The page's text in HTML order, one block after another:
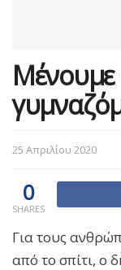
Μένουμε
25 Απριλίου 2020
0
SHARES
Για τους
από το σπίτι, ο